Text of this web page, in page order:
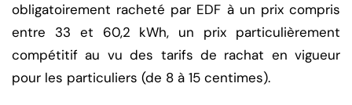
obligatoirement racheté par EDF à un prix compris
entre 33 et 60,2 kWh, un prix particulièrement
compétitif au vu des tarifs de rachat en vigueur
pour les particuliers (de 8 à 15 centimes).